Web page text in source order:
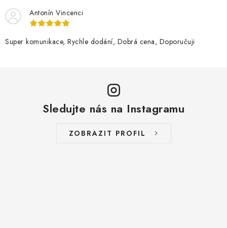
Antonín Vincenci
Super komunikace, Rychle dodání, Dobrá cena, Doporučuji
Sledujte nás na Instagramu
ZOBRAZIT PROFIL